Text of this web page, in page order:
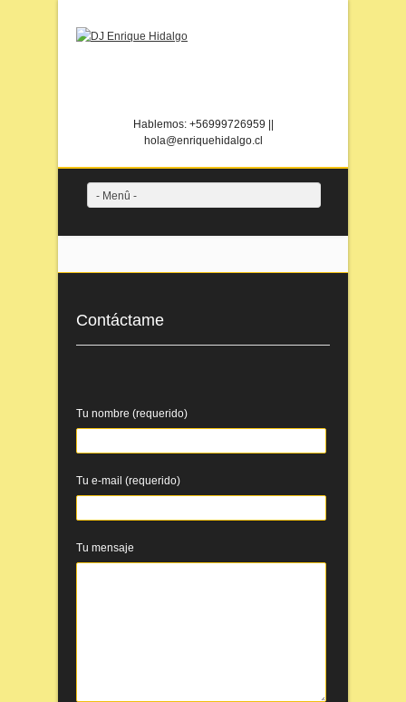
Hablemos: +56999726959 ||
hola@enriquehidalgo.cl
- Menû -
Contáctame
Tu nombre (requerido)
Tu e-mail (requerido)
Tu mensaje